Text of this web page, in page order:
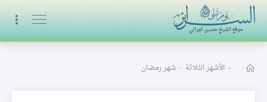
البث المباشر
- الأشهر الثلاثة - شهر رمضان